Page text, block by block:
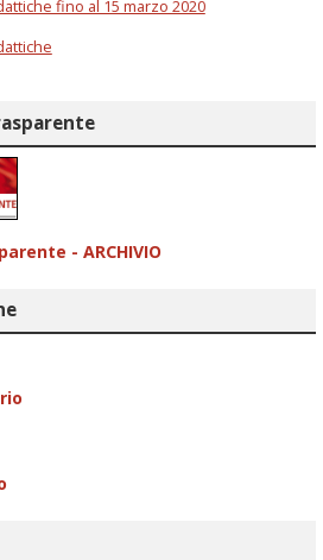
fino al 15 marzo 2020
- ARCHIVIO